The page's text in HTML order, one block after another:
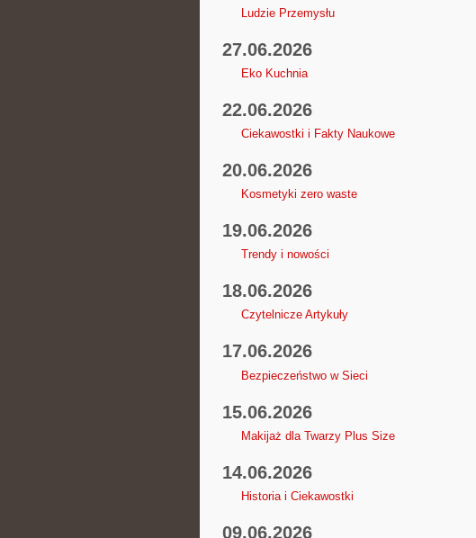
Ludzie Przemysłu
27.06.2026
Eko Kuchnia
22.06.2026
Ciekawostki i Fakty Naukowe
20.06.2026
Kosmetyki zero waste
19.06.2026
Trendy i nowości
18.06.2026
Czytelnicze Artykuły
17.06.2026
Bezpieczeństwo w Sieci
15.06.2026
Makijaż dla Twarzy Plus Size
14.06.2026
Historia i Ciekawostki
09.06.2026